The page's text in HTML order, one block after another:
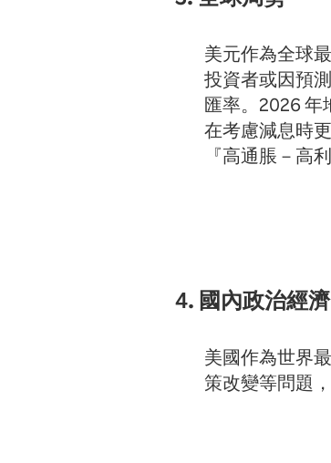
美元作為全球
投資者或因預
匯率。2026 年
在考慮減息時
『高通脹－高
4. 國內政治經濟
美國作為世界
策改變等問題